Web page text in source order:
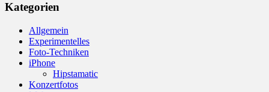
Kategorien
Allgemein
Experimentelles
Foto-Techniken
iPhone
Hipstamatic
Konzertfotos